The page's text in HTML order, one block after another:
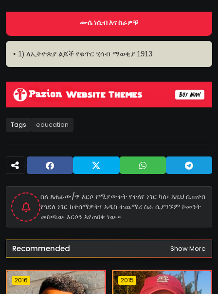
ሙሴ ነሲብ እና ስራዎቹ
1) ለኢትዮጵያ ልጆች የቁጥር ሂሳብ ማወቂያ 1913
Tags education
ስለ ጸሐፊው/ዋ እርሶ የሚያውቁት የተለየ ነገር ካለ፣ እዚህ ሲጠቀስ
የጎደለ ነገር ከተሰማዎት፣ አዲስ ተጨማሪ ስራ ሲያገኙም ኮመንት
መስጫው እርሶን እየጠበቀ ነው።
Recommended Show More
2016 2015